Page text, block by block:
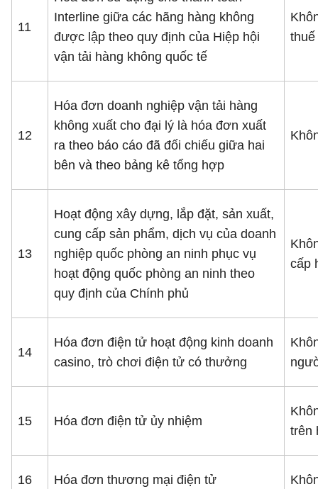
11
Interline giữa các hãng hàng không
được lập theo quy định của Hiệp hội
vận tải hàng không quốc tế
12
Hóa đơn doanh nghiệp vận tải hàng
không xuất cho đại lý là hóa đơn xuất
ra theo báo cáo đã đối chiếu giữa hai
bên và theo bảng kê tổng hợp
13
Hoạt động xây dựng, lắp đặt, sản xuất,
cung cấp sản phẩm, dịch vụ của doanh
nghiệp quốc phòng an ninh phục vụ
hoạt động quốc phòng an ninh theo
quy định của Chính phủ
cấp
14
Hóa đơn điện tử hoạt động kinh doanh
casino, trò chơi điện tử có thưởng
15 Hóa đơn điện tử ủy nhiệm
trên
16 Hóa đơn thương mại điện tử